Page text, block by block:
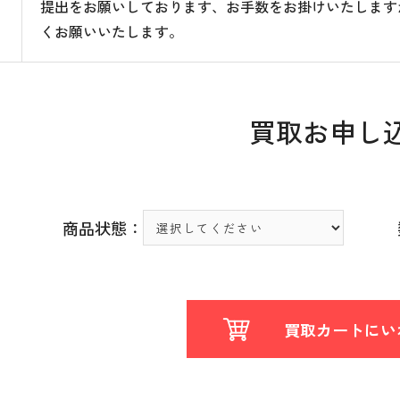
提出をお願いしております、お手数をお掛けいたしま
くお願いいたします。
買取お申し
商品状態：
買取カートに